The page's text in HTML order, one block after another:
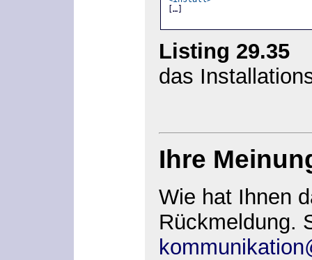
[…]
Listing 29.35
das
Ihre
Wie hat Ihnen
Rückmeldung.